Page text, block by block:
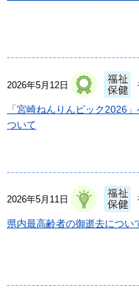
2026年5月12日
「宮崎ねんりんピック2026
ついて
2026年5月11日
県内最高齢者の御逝去につい